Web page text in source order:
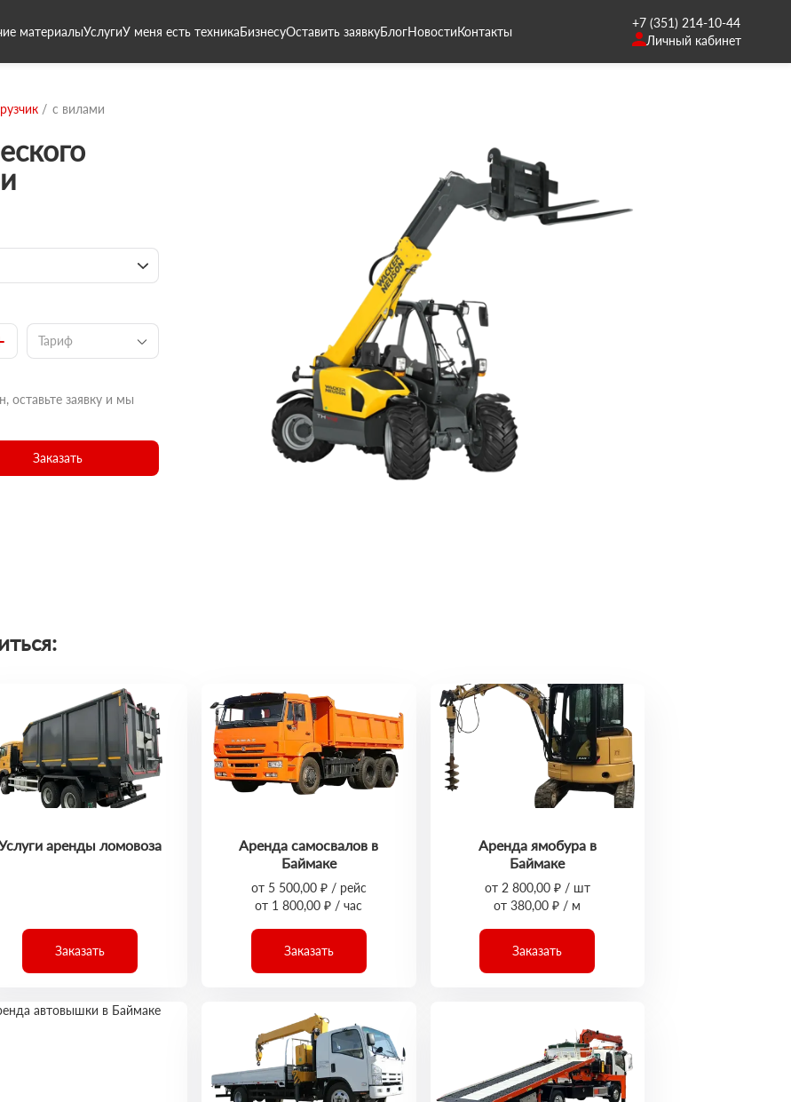
материалыУслугиУ меня есть техникаБизнесуОставить заявкуБлогНовостиКонтакты
+7 (351) 214-10-44
Личный кабинет
с вилами
Тариф
оставьте заявку и мы
Заказать
аренды ломовоза
Заказать
Аренда самосвалов в
Баймаке
от 5 500,00 ₽ / рейс
от 1 800,00 ₽ / час
Заказать
Аренда ямобура в
Баймаке
от 2 800,00 ₽ / шт
от 380,00 ₽ / м
Заказать